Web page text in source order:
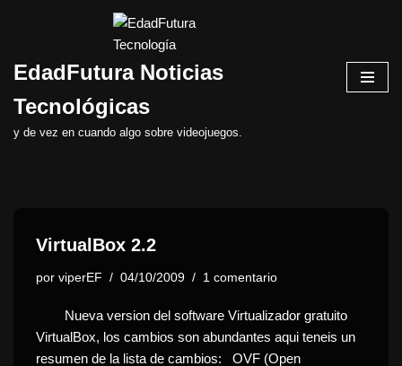
al
EdadFutura Noticias
Tecnológicas
y de vez en cuando algo sobre videojuegos.
VirtualBox 2.2
por viperEF 04/10/2009 1 comentario
Nueva version del software Virtualizador gratuito
VirtualBox, los cambios son abundantes aqui teneis un
resumen de la lista de cambios: OVF (Open